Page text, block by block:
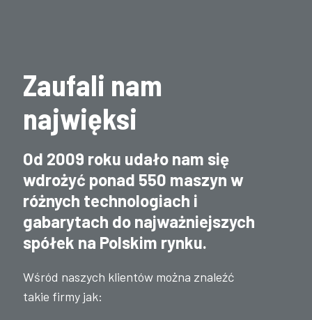
Zaufali nam
najwięksi
Od 2009 roku udało nam się
wdrożyć ponad 550 maszyn w
różnych technologiach i
gabarytach do najważniejszych
spółek na Polskim rynku.
Wśród naszych klientów można znaleźć
takie firmy jak: